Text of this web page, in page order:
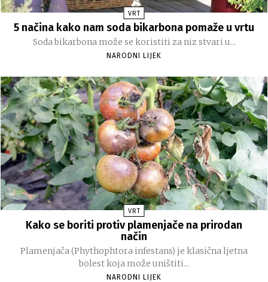
VRT
5 načina kako nam soda bikarbona pomaže u vrtu
Soda bikarbona može se koristiti za niz stvari u...
NARODNI LIJEK
VRT
Kako se boriti protiv plamenjače na prirodan
način
Plamenjača (Phythophtora infestans) je klasična ljetna
bolest koja može uništiti...
NARODNI LIJEK